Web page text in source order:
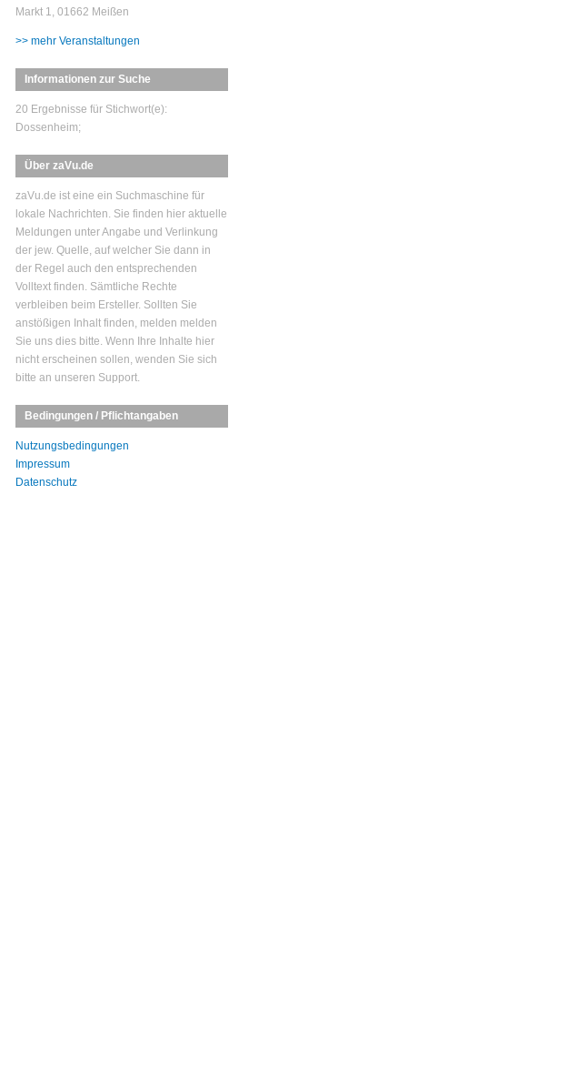
Markt 1, 01662 Meißen
>> mehr Veranstaltungen
Informationen zur Suche
20 Ergebnisse für Stichwort(e):
Dossenheim;
Über zaVu.de
zaVu.de ist eine ein Suchmaschine für
lokale Nachrichten. Sie finden hier aktuelle
Meldungen unter Angabe und Verlinkung
der jew. Quelle, auf welcher Sie dann in
der Regel auch den entsprechenden
Volltext finden. Sämtliche Rechte
verbleiben beim Ersteller. Sollten Sie
anstößigen Inhalt finden, melden melden
Sie uns dies bitte. Wenn Ihre Inhalte hier
nicht erscheinen sollen, wenden Sie sich
bitte an unseren Support.
Bedingungen / Pflichtangaben
Nutzungsbedingungen
Impressum
Datenschutz